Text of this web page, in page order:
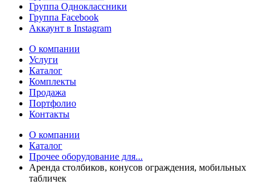
Группа Одноклассники
Группа Facebook
Аккаунт в Instagram
О компании
Услуги
Каталог
Комплекты
Продажа
Портфолио
Контакты
О компании
Каталог
Прочее оборудование для...
Аренда столбиков, конусов ограждения, мобильных
табличек